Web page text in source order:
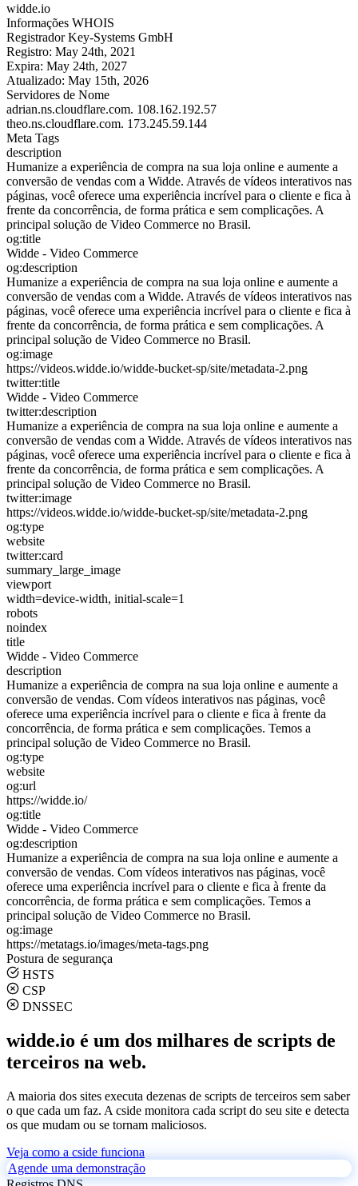
widde.io
Informações WHOIS
Registrador Key-Systems GmbH
Registro: May 24th, 2021
Expira: May 24th, 2027
Atualizado: May 15th, 2026
Servidores de Nome
adrian.ns.cloudflare.com. 108.162.192.57
theo.ns.cloudflare.com. 173.245.59.144
Meta Tags
description
Humanize a experiência de compra na sua loja online e aumente a
conversão de vendas com a Widde. Através de vídeos interativos nas
páginas, você oferece uma experiência incrível para o cliente e fica à
frente da concorrência, de forma prática e sem complicações. A
principal solução de Video Commerce no Brasil.
og:title
Widde - Video Commerce
og:description
Humanize a experiência de compra na sua loja online e aumente a
conversão de vendas com a Widde. Através de vídeos interativos nas
páginas, você oferece uma experiência incrível para o cliente e fica à
frente da concorrência, de forma prática e sem complicações. A
principal solução de Video Commerce no Brasil.
og:image
https://videos.widde.io/widde-bucket-sp/site/metadata-2.png
twitter:title
Widde - Video Commerce
twitter:description
Humanize a experiência de compra na sua loja online e aumente a
conversão de vendas com a Widde. Através de vídeos interativos nas
páginas, você oferece uma experiência incrível para o cliente e fica à
frente da concorrência, de forma prática e sem complicações. A
principal solução de Video Commerce no Brasil.
twitter:image
https://videos.widde.io/widde-bucket-sp/site/metadata-2.png
og:type
website
twitter:card
summary_large_image
viewport
width=device-width, initial-scale=1
robots
noindex
title
Widde - Video Commerce
description
Humanize a experiência de compra na sua loja online e aumente a
conversão de vendas. Com vídeos interativos nas páginas, você
oferece uma experiência incrível para o cliente e fica à frente da
concorrência, de forma prática e sem complicações. Temos a
principal solução de Video Commerce no Brasil.
og:type
website
og:url
https://widde.io/
og:title
Widde - Video Commerce
og:description
Humanize a experiência de compra na sua loja online e aumente a
conversão de vendas. Com vídeos interativos nas páginas, você
oferece uma experiência incrível para o cliente e fica à frente da
concorrência, de forma prática e sem complicações. Temos a
principal solução de Video Commerce no Brasil.
og:image
https://metatags.io/images/meta-tags.png
Postura de segurança
HSTS
CSP
DNSSEC
widde.io é um dos milhares de scripts de
terceiros na web.
A maioria dos sites executa dezenas de scripts de terceiros sem saber
o que cada um faz. A cside monitora cada script do seu site e detecta
os que mudam ou se tornam maliciosos.
Veja como a cside funciona
Agende uma demonstração